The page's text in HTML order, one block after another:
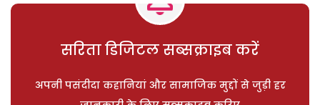
सरिता डिजिटल सब्सक्राइब करें
अपनी पसंदीदा कहानियां और सामाजिक मुद्दों से जुड़ी हर